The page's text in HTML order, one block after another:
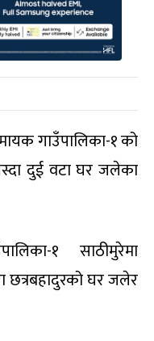
गाउँपालिका-१ को
दुई वटा घर जलेका
१ साठीमुरेमा
छत्रबहादुरको घर जलेर